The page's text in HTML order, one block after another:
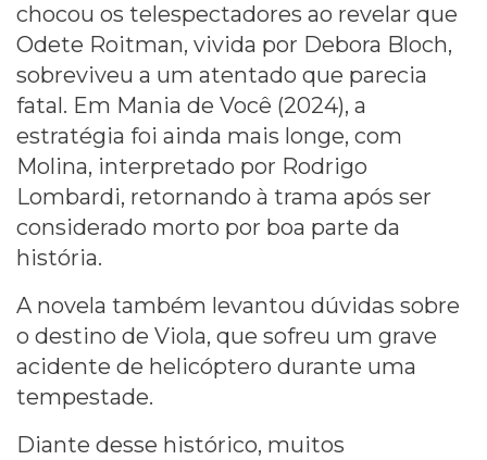
chocou os telespectadores ao revelar que
Odete Roitman, vivida por Debora Bloch,
sobreviveu a um atentado que parecia
fatal. Em Mania de Você (2024), a
estratégia foi ainda mais longe, com
Molina, interpretado por Rodrigo
Lombardi, retornando à trama após ser
considerado morto por boa parte da
história.
A novela também levantou dúvidas sobre
o destino de Viola, que sofreu um grave
acidente de helicóptero durante uma
tempestade.
Diante desse histórico, muitos